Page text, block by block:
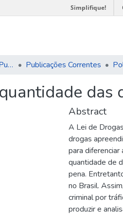
Simplifique!
Navegar por Revistas e Publicações Seriadas Publicações Correntes
Abstract
A Lei de
drogas
para
quantidade de
pena.
no Brasil.
criminal por
produzir e